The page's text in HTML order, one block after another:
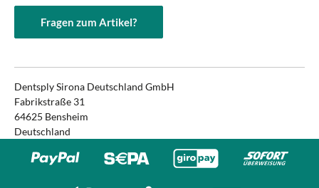
Fragen zum Artikel?
Dentsply Sirona Deutschland GmbH
Fabrikstraße 31
64625 Bensheim
Deutschland